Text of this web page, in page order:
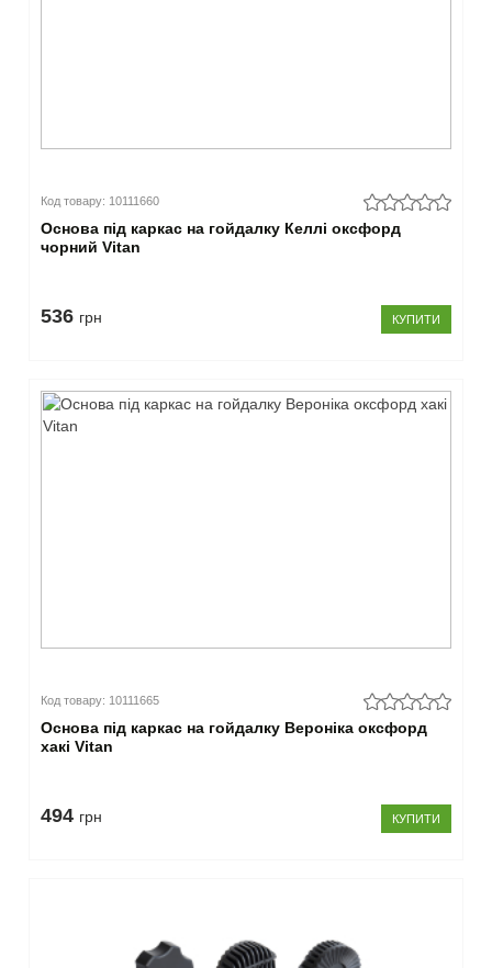
Код товару: 10111660
Основа під каркас на гойдалку Келлі оксфорд
чорний Vitan
536 грн КУПИТИ
Код товару: 10111665
Основа під каркас на гойдалку Вероніка оксфорд
хакі Vitan
494 грн КУПИТИ